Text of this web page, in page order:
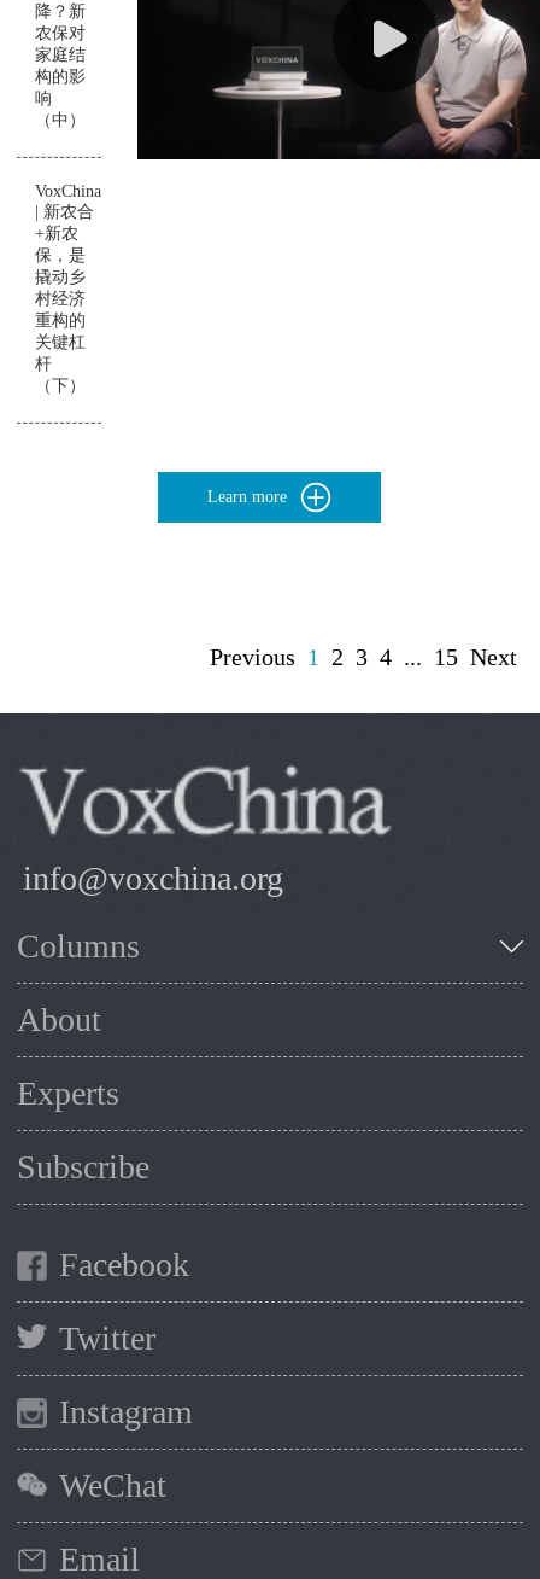
降？新
农保对
家庭结
构的影
响
（中）
VoxChina
| 新农合
+新农
保，是
撬动乡
村经济
重构的
关键杠
杆
（下）
Learn more
Previous 1 2 3 4 ... 15 Next
info@voxchina.org
Columns
About
Experts
Subscribe
Facebook
Twitter
Instagram
WeChat
Email